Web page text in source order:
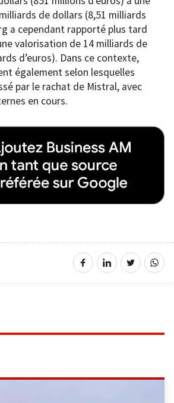
de dollars (8,51 milliards
a cependant rapporté plus tard
valorisation de 14 milliards de
d’euros). Dans ce contexte,
également selon lesquelles
par le rachat de Mistral, avec
en cours.